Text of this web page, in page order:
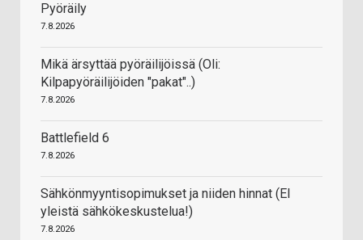
Pyöräily
7.8.2026
Mikä ärsyttää pyöräilijöissä (Oli:
Kilpapyöräilijöiden "pakat"..)
7.8.2026
Battlefield 6
7.8.2026
Sähkönmyyntisopimukset ja niiden hinnat (EI
yleistä sähkökeskustelua!)
7.8.2026